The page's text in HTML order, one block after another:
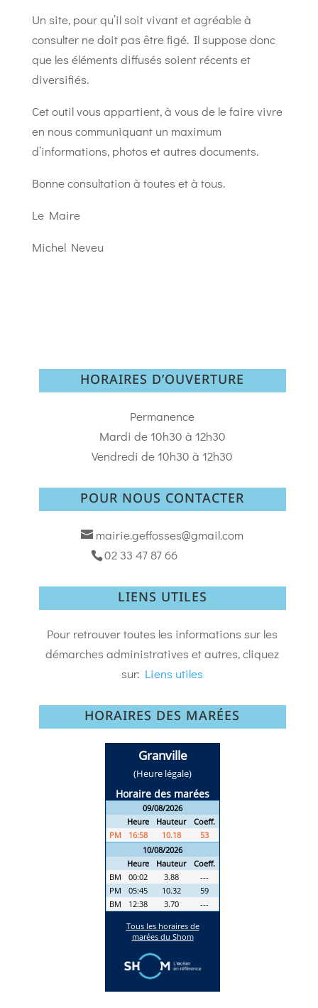
Un site, pour qu’il soit vivant et agréable à
consulter ne doit pas être figé. Il suppose donc
que les éléments diffusés soient récents et
diversifiés.
Cet outil vous appartient, à vous de le faire vivre
en nous communiquant un maximum
d’informations, photos et autres documents.
Bonne consultation à toutes et à tous.
Le Maire
Michel Neveu
HORAIRES D’OUVERTURE
Permanence
Mardi de 10h30 à 12h30
Vendredi de 10h30 à 12h30
POUR NOUS CONTACTER
mairie.geffosses@gmail.com
02 33 47 87 66
LIENS UTILES
Pour retrouver toutes les informations sur les
démarches administratives et autres, cliquez
sur: Liens utiles
HORAIRES DES MARÉES